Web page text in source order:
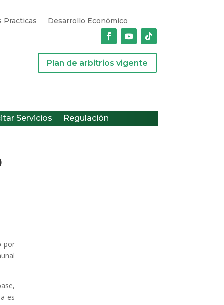
Practicas
Desarrollo Económico
Plan de arbitrios vigente
Servicios Regulación
por
es